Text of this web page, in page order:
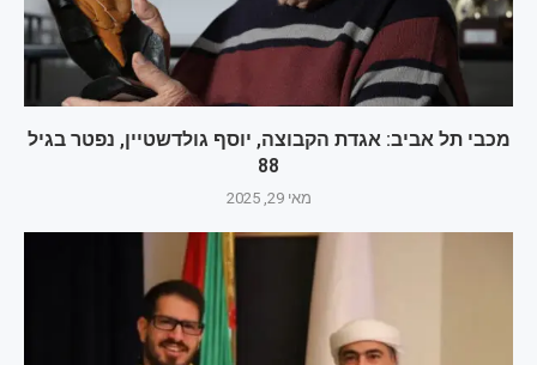
מכבי תל אביב: אגדת הקבוצה, יוסף גולדשטיין, נפטר בגיל
88
מאי 29, 2025